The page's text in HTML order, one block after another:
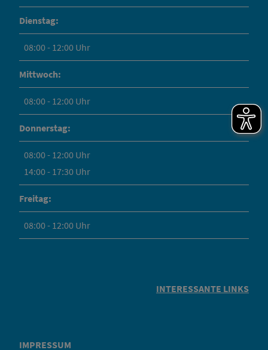
Dienstag:
08:00 - 12:00 Uhr
Mittwoch:
08:00 - 12:00 Uhr
Donnerstag:
08:00 - 12:00 Uhr
14:00 - 17:30 Uhr
Freitag:
08:00 - 12:00 Uhr
INTERESSANTE LINKS
IMPRESSUM